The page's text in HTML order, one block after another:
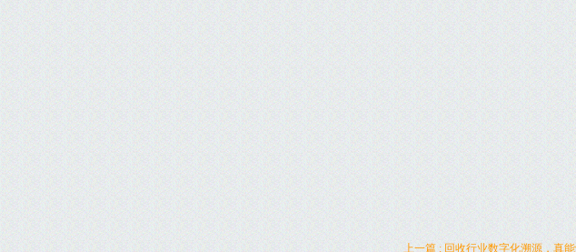
上一篇 : 回收行业数字化溯源，真